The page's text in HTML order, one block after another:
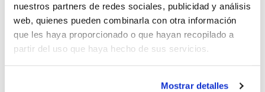
nuestros partners de redes sociales, publicidad y análisis
web, quienes pueden combinarla con otra información
que les haya proporcionado o que hayan recopilado a
partir del uso que haya hecho de sus servicios.
Mostrar detalles
oQHnWnkU (2026-05-04)
1